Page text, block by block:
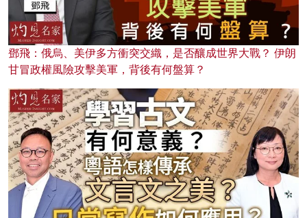
鄧飛：俄烏、美伊多方衝突交織，是否釀成世界大戰？ 伊朗
甘冒政權風險攻擊美軍，背後有何盤算？